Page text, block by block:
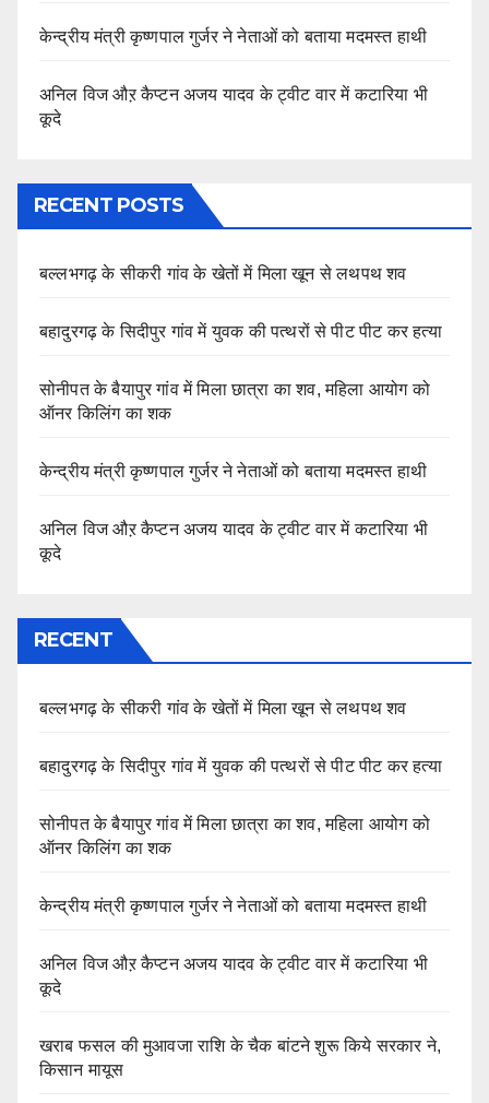
केन्द्रीय मंत्री कृष्णपाल गुर्जर ने नेताओं को बताया मदमस्त हाथी
अनिल विज औऱ कैप्टन अजय यादव के ट्वीट वार में कटारिया भी
कूदे
RECENT POSTS
बल्लभगढ़ के सीकरी गांव के खेतों में मिला खून से लथपथ शव
बहादुरगढ़ के सिदीपुर गांव में युवक की पत्थरों से पीट पीट कर हत्या
सोनीपत के बैयापुर गांव में मिला छात्रा का शव, महिला आयोग को
ऑनर किलिंग का शक
केन्द्रीय मंत्री कृष्णपाल गुर्जर ने नेताओं को बताया मदमस्त हाथी
अनिल विज औऱ कैप्टन अजय यादव के ट्वीट वार में कटारिया भी
कूदे
RECENT
बल्लभगढ़ के सीकरी गांव के खेतों में मिला खून से लथपथ शव
बहादुरगढ़ के सिदीपुर गांव में युवक की पत्थरों से पीट पीट कर हत्या
सोनीपत के बैयापुर गांव में मिला छात्रा का शव, महिला आयोग को
ऑनर किलिंग का शक
केन्द्रीय मंत्री कृष्णपाल गुर्जर ने नेताओं को बताया मदमस्त हाथी
अनिल विज औऱ कैप्टन अजय यादव के ट्वीट वार में कटारिया भी
कूदे
खराब फसल की मुआवजा राशि के चैक बांटने शुरू किये सरकार ने,
किसान मायूस